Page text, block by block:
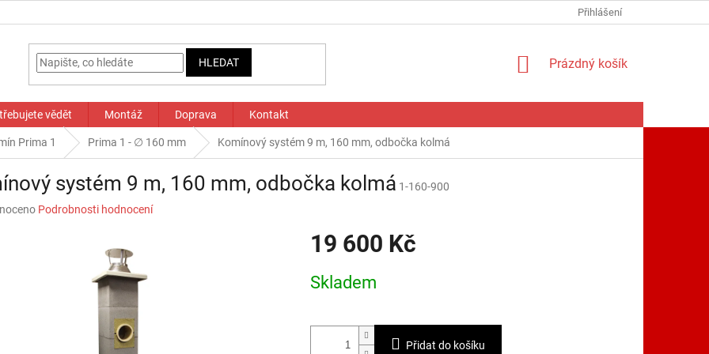
Přihlášení
HLEDAT
NÁKUPNÍ
Prázdný košík
vědět Montáž Doprava Kontakt
Prima 1 Prima 1 - ∅ 160 mm Komínový systém 9 m, 160 mm, odbočka kolmá
systém 9 m, 160 mm, odbočka kolmá 1-160-900
Podrobnosti hodnocení
19 600 Kč
cena:
Skladem
Přidat do košíku